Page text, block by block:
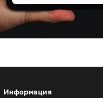
Информация